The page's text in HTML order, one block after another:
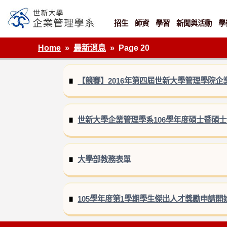
content
世新大學企業管理學系
招生 師資 學習 新聞與活動 學
Home 最新消息 Page 20
【競賽】2016年第四屆世新大學管理學院企
世新大學企業管理學系106學年度碩士暨碩
大學部教務表單
105學年度第1學期學生傑出人才獎勵申請開